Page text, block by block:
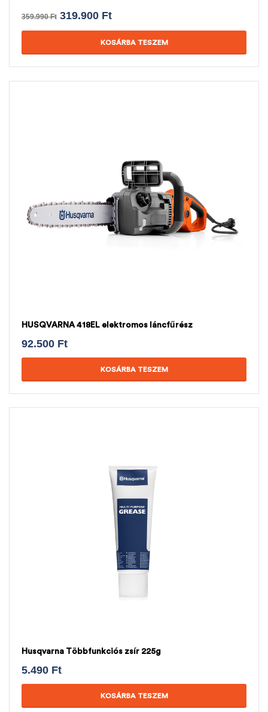
359.990Ft 319.900 Ft
KOSÁRBA TESZEM
HUSQVARNA 418EL elektromos láncfűrész
92.500 Ft
KOSÁRBA TESZEM
Husqvarna Többfunkciós zsír 225g
5.490 Ft
KOSÁRBA TESZEM